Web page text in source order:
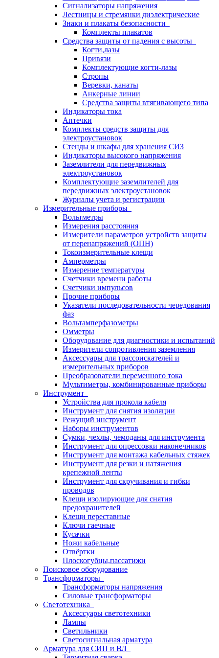
Сигнализаторы напряжения
Лестницы и стремянки диэлектрические
Знаки и плакаты безопасности
Комплекты плакатов
Средства защиты от падения с высоты
Когти,лазы
Привязи
Комплектующие когти-лазы
Стропы
Веревки, канаты
Анкерные линии
Средства защиты втягивающего типа
Индикаторы тока
Аптечки
Комплекты средств защиты для
электроустановок
Стенды и шкафы для хранения СИЗ
Индикаторы высокого напряжения
Заземлители для передвижных
электроустановок
Комплектующие заземлителей для
передвижных электроустановок
Журналы учета и регистрации
Измерительные приборы
Вольтметры
Измерения расстояния
Измерители параметров устройств защиты
от перенапряжений (ОПН)
Токоизмерительные клещи
Амперметры
Измерение температуры
Счетчики времени работы
Счетчики импульсов
Прочие приборы
Указатели последовательности чередования
фаз
Вольтамперфазометры
Омметры
Оборудование для диагностики и испытаний
Измерители сопротивления заземления
Аксессуары для трассоискателей и
измерительных приборов
Преобразователи переменного тока
Мультиметры, комбинированные приборы
Инструмент
Устройства для прокола кабеля
Инструмент для снятия изоляции
Режущий инструмент
Наборы инструментов
Сумки, чехлы, чемоданы для инструмента
Инструмент для опрессовки наконечников
Инструмент для монтажа кабельных стяжек
Инструмент для резки и натяжения
крепежной ленты
Инструмент для скручивания и гибки
проводов
Клещи изолирующие для снятия
предохранителей
Клещи переставные
Ключи гаечные
Кусачки
Ножи кабельные
Отвёртки
Плоскогубцы,пассатижи
Поисковое оборудование
Трансформаторы
Трансформаторы напряжения
Силовые трансформаторы
Светотехника
Аксессуары светотехники
Лампы
Светильники
Светосигнальная арматура
Арматура для СИП и ВЛ